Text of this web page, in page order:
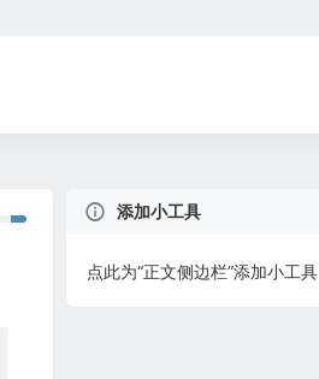
添加小工具
点此为“正文侧边栏”添加小工具